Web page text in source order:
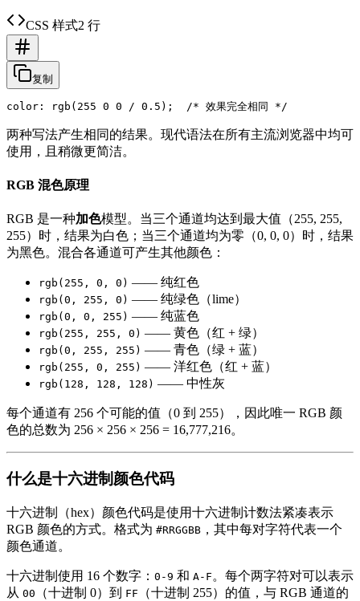
CSS 样式2 行
复制
两种写法产生相同的结果。现代语法在所有主流浏览器中均可
使用，且稍微更简洁。
RGB 混色原理
RGB 是一种加色模型。当三个通道均达到最大值（255, 255,
255）时，结果为白色；当三个通道均为零（0, 0, 0）时，结果
为黑色。混合各通道可产生其他颜色：
rgb(255, 0, 0) —— 纯红色
rgb(0, 255, 0) —— 纯绿色（lime）
rgb(0, 0, 255) —— 纯蓝色
rgb(255, 255, 0) —— 黄色（红 + 绿）
rgb(0, 255, 255) —— 青色（绿 + 蓝）
rgb(255, 0, 255) —— 洋红色（红 + 蓝）
rgb(128, 128, 128) —— 中性灰
每个通道有 256 个可能的值（0 到 255），因此唯一 RGB 颜
色的总数为 256 × 256 × 256 = 16,777,216。
什么是十六进制颜色代码
十六进制（hex）颜色代码是使用十六进制计数法紧凑表示
RGB 颜色的方式。格式为 #RRGGBB ，其中每对字符代表一个
颜色通道。
十六进制使用 16 个数字： 0-9 和 A-F 。每个两字符对可以表示
从 00 （十进制 0）到 FF
（十进制 255）的值，与 RGB 通道的